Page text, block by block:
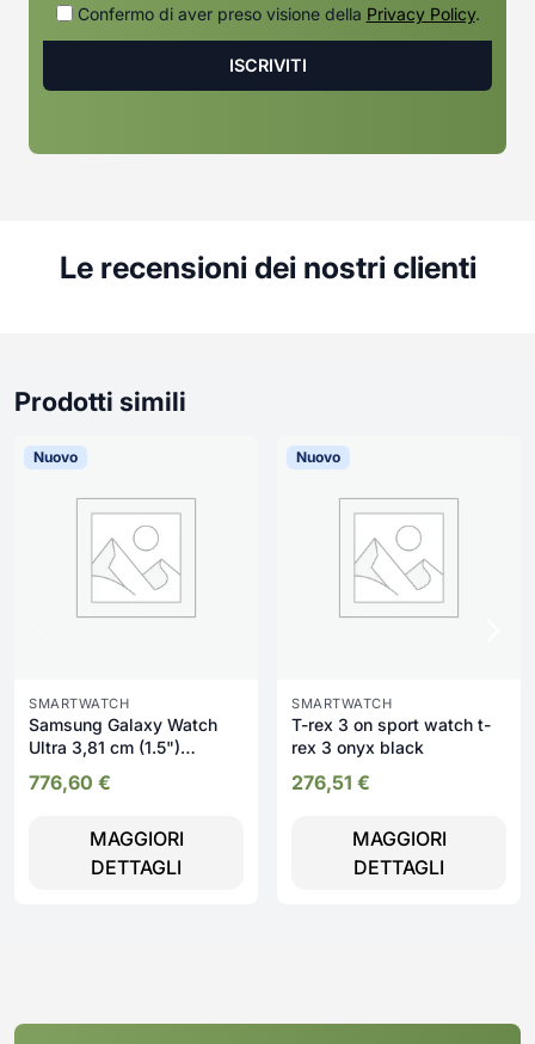
Confermo di aver preso visione della Privacy Policy.
Le recensioni dei nostri clienti
Prodotti simili
Nuovo
SMARTWATCH
Samsung Galaxy Watch
Ultra 3,81 cm (1.5")
480 x 480 Pixel Touch
Wi-Fi GPS (satellitare)
776,60 €
MAGGIORI
DETTAGLI
Nuovo
SMARTWATCH
T-rex 3 on sport watch t-
rex 3 onyx black
276,51 €
MAGGIORI
DETTAGLI